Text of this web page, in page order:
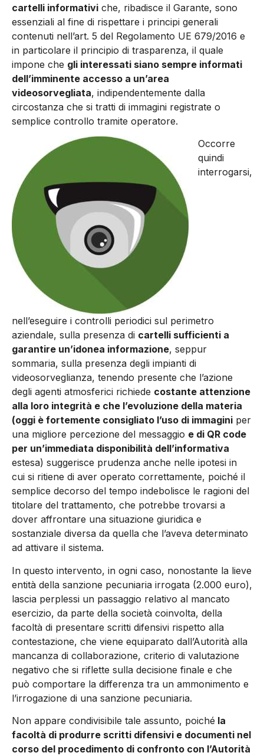
cartelli informativi che, ribadisce il Garante, sono
essenziali al fine di rispettare i principi generali
contenuti nell’art. 5 del Regolamento UE 679/2016 e
in particolare il principio di trasparenza, il quale
impone che gli interessati siano sempre informati
dell’imminente accesso a un’area
videosorvegliata, indipendentemente dalla
circostanza che si tratti di immagini registrate o
semplice controllo tramite operatore.
Occorre
quindi
interrogarsi,
nell’eseguire i controlli periodici sul perimetro
aziendale, sulla presenza di cartelli sufficienti a
garantire un’idonea informazione, seppur
sommaria, sulla presenza degli impianti di
videosorveglianza, tenendo presente che l’azione
degli agenti atmosferici richiede costante attenzione
alla loro integrità e che l’evoluzione della materia
(oggi è fortemente consigliato l’uso di immagini per
una migliore percezione del messaggio e di QR code
per un’immediata disponibilità dell’informativa
estesa) suggerisce prudenza anche nelle ipotesi in
cui si ritiene di aver operato correttamente, poiché il
semplice decorso del tempo indebolisce le ragioni del
titolare del trattamento, che potrebbe trovarsi a
dover affrontare una situazione giuridica e
sostanziale diversa da quella che l’aveva determinato
ad attivare il sistema.
In questo intervento, in ogni caso, nonostante la lieve
entità della sanzione pecuniaria irrogata (2.000 euro),
lascia perplessi un passaggio relativo al mancato
esercizio, da parte della società coinvolta, della
facoltà di presentare scritti difensivi rispetto alla
contestazione, che viene equiparato dall’Autorità alla
mancanza di collaborazione, criterio di valutazione
negativo che si riflette sulla decisione finale e che
può comportare la differenza tra un ammonimento e
l’irrogazione di una sanzione pecuniaria.
Non appare condivisibile tale assunto, poiché la
facoltà di produrre scritti difensivi e documenti nel
corso del procedimento di confronto con l’Autorità